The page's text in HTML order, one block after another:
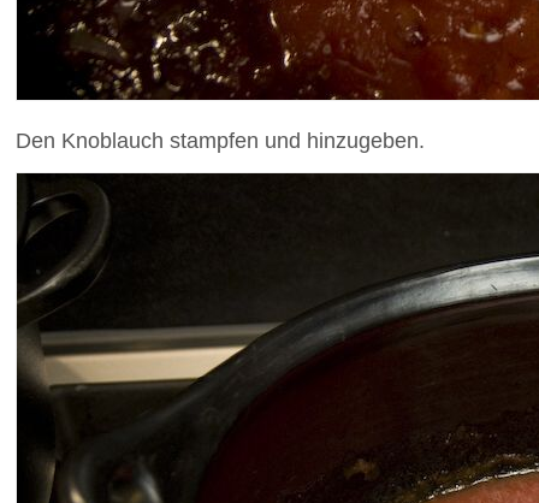
Den Knoblauch stampfen und hinzugeben.